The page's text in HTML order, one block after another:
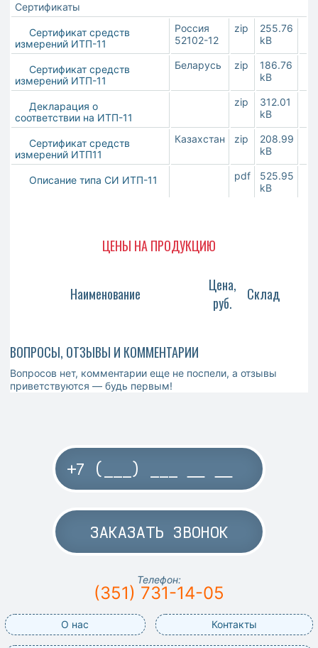
Сертификаты
Сертификат средств
измерений ИТП-11
Россия
52102-12
zip
255.76
kB
Сертификат средств
измерений ИТП-11
Беларусь zip
186.76
kB
Декларация о
соответствии на ИТП-11
zip
312.01
kB
Сертификат средств
измерений ИТП11
Казахстан zip
208.99
kB
Описание типа СИ ИТП-11 pdf
525.95
kB
ЦЕНЫ НА ПРОДУКЦИЮ
Наименование
Цена,
руб.
Склад
ВОПРОСЫ, ОТЗЫВЫ И КОММЕНТАРИИ
Вопросов нет, комментарии еще не поспели, а отзывы
приветствуются — будь первым!
ЗАКАЗАТЬ ЗВОНОК
Телефон:
(351) 731-14-05
О нас Контакты